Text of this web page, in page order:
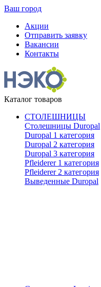
Ваш город
Акции
Отправить заявку
Вакансии
Контакты
Каталог товаров
СТОЛЕШНИЦЫ
Столешницы Duropal
Duropal 1 категория
Duropal 2 категория
Duropal 3 категория
Pfleiderer 1 категория
Pfleiderer 2 категория
Выведенные Duropal